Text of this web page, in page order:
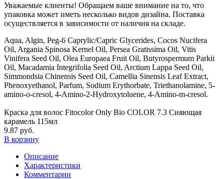
Уважаемые клиенты! Обращаем ваше внимание на то, что
упаковка может иметь несколько видов дизайна. Поставка
осуществляется в зависимости от наличия на складе.
Aqua, Algin, Peg-6 Caprylic/Capric Glycerides, Cocos Nucifera
Oil, Argania Spinosa Kernel Oil, Persea Gratissima Oil, Vitis
Vinifera Seed Oil, Olea Europaea Fruit Oil, Butyrospermum Parkii
Oil, Macadamia Integrifolia Seed Oil, Arctium Lappa Seed Oil,
Simmondsia Chinensis Seed Oil, Camellia Sinensis Leaf Extract,
Phenoxyethanol, Parfum, Sodium Erythorbate, Triethanolamine, 5-
amino-o-cresol, 4-Amino-2-Hydroxytoluene, 4-Amino-m-cresol.
Краска для волос Fitocolor Only Bio COLOR 7.3 Сияющая
карамель 115мл
9.87 руб.
В корзину
Описание
Характеристики
Комментарии